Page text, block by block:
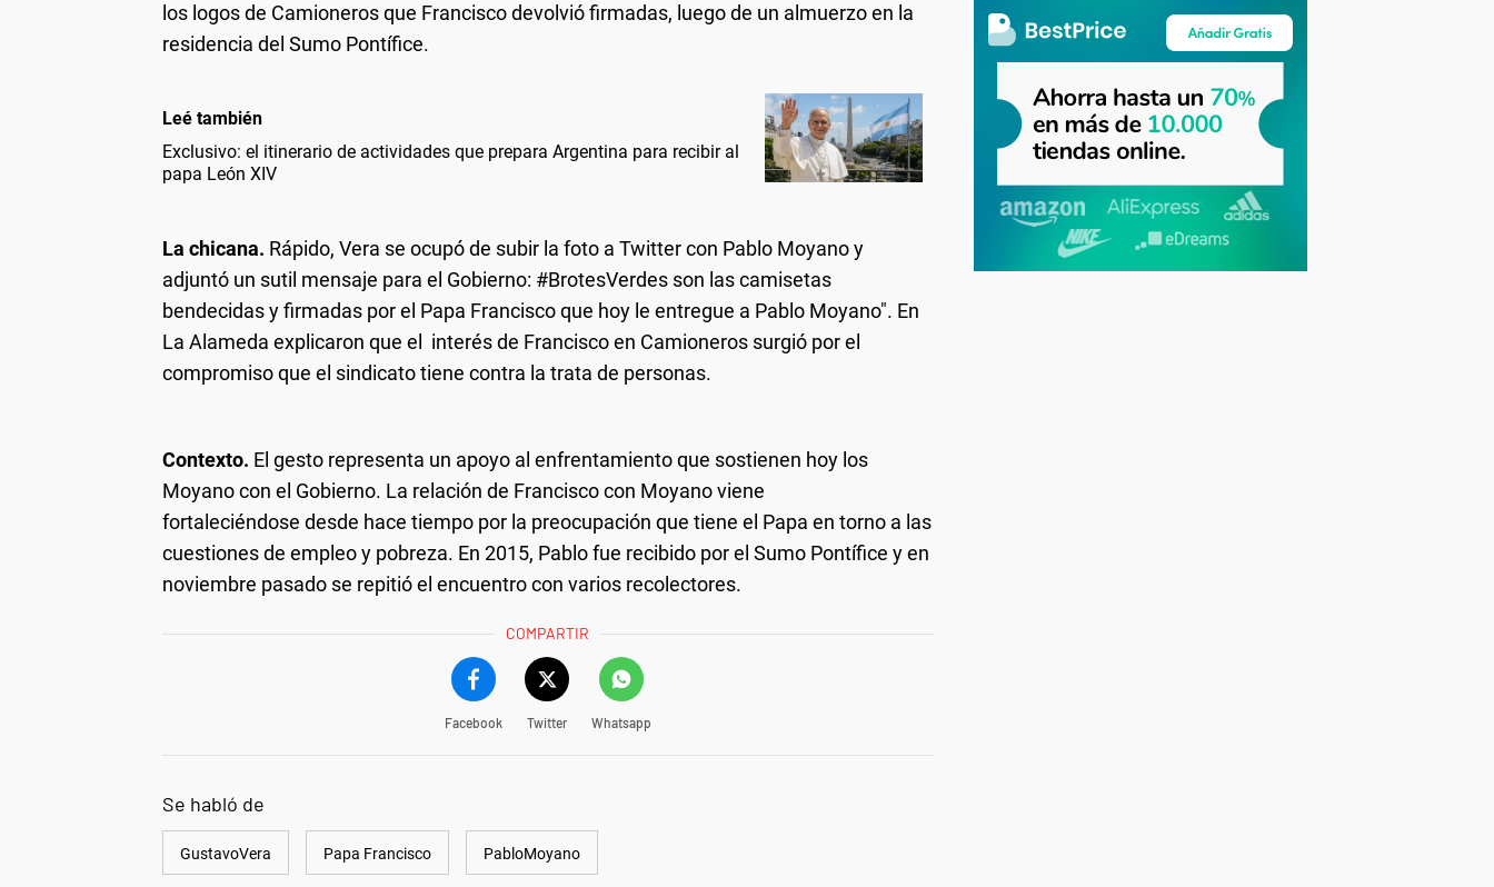
los logos de Camioneros que Francisco devolvió firmadas, luego de un almuerzo en la
residencia del Sumo Pontífice.
Leé también
Exclusivo: el itinerario de actividades que prepara Argentina para recibir al
papa León XIV
La chicana. Rápido, Vera se ocupó de subir la foto a Twitter con Pablo Moyano y
adjuntó un sutil mensaje para el Gobierno: #BrotesVerdes son las camisetas
bendecidas y firmadas por el Papa Francisco que hoy le entregue a Pablo Moyano". En
La Alameda explicaron que el interés de Francisco en Camioneros surgió por el
compromiso que el sindicato tiene contra la trata de personas.
Contexto. El gesto representa un apoyo al enfrentamiento que sostienen hoy los
Moyano con el Gobierno. La relación de Francisco con Moyano viene
fortaleciéndose desde hace tiempo por la preocupación que tiene el Papa en torno a las
cuestiones de empleo y pobreza. En 2015, Pablo fue recibido por el Sumo Pontífice y en
noviembre pasado se repitió el encuentro con varios recolectores.
COMPARTIR
Facebook Twitter Whatsapp
Se habló de
GustavoVera Papa Francisco PabloMoyano